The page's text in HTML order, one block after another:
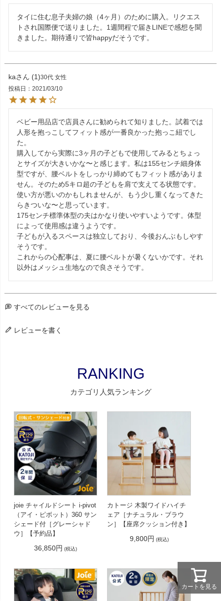
タイに住む息子夫婦の娘（4ヶ月）のために購入。リクエス
トされ国際便で送りました。1週間程で届きLINEで感想を聞
きました。期待通りで皆happyだそうです。
ka 1 30代 女性
投稿日
2021/03/10
ベビー用品店で店員さんに勧められて知りました。試着では
人形を抱っこしてフィット感が一番良かった抱っこ紐でし
た。
購入してから実際に3ヶ月の子どもで使用してみるとちょっ
とサイズが大きいかな〜と感じます。私は155センチ細身体
型ですが、腰ベルトをしっかり締めてもフィット感がありま
せん。そのため5キロ超の子どもを肩で支えてる状態です。
使い方が悪いのかもしれませんが、もう少し重くなってきた
らきついな〜と思っています。
175センチ標準体型の夫はかなり使いやすいようです。体型
によって使用感は違うようです。
子どもが入るスペースは独立しており、今後おんぶもしやす
そうです。
これからの心配事は、夏に腰ベルトが暑くないかです。それ
以外はメッシュ生地なので良さそうです。
すべてのレビューを見る
レビューを書く
RANKING
カテゴリ人気ランキング
joie チャイルドシート i-pivot
（アイ・ピボット）360 サン
シェード付［グレーシャド
ウ］【予約品】
36,850円 (税込)
カトージ 木製ワイドハイチ
ェア［ナチュラル・ブラウ
ン］【座席クッション付き】
9,800円 (税込)
カートを見る